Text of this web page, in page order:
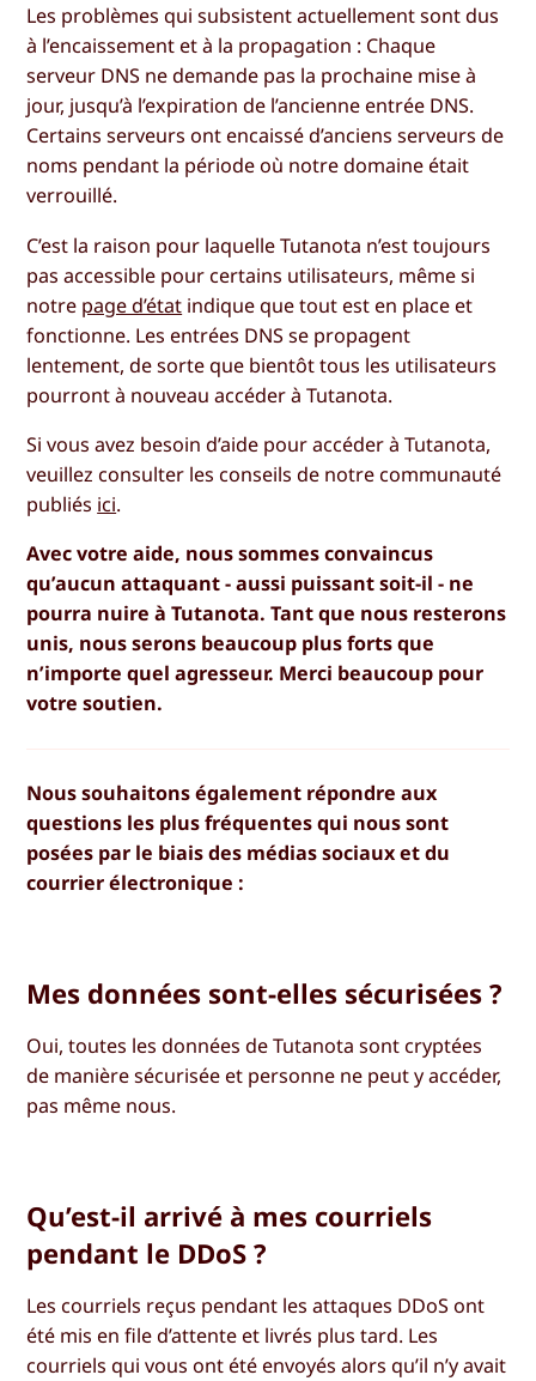
Les problèmes qui subsistent actuellement sont dus
à l’encaissement et à la propagation : Chaque
serveur DNS ne demande pas la prochaine mise à
jour, jusqu’à l’expiration de l’ancienne entrée DNS.
Certains serveurs ont encaissé d’anciens serveurs de
noms pendant la période où notre domaine était
verrouillé.
C’est la raison pour laquelle Tutanota n’est toujours
pas accessible pour certains utilisateurs, même si
notre page d’état indique que tout est en place et
fonctionne. Les entrées DNS se propagent
lentement, de sorte que bientôt tous les utilisateurs
pourront à nouveau accéder à Tutanota.
Si vous avez besoin d’aide pour accéder à Tutanota,
veuillez consulter les conseils de notre communauté
publiés ici.
Avec votre aide, nous sommes convaincus
qu’aucun attaquant - aussi puissant soit-il - ne
pourra nuire à Tutanota. Tant que nous resterons
unis, nous serons beaucoup plus forts que
n’importe quel agresseur. Merci beaucoup pour
votre soutien.
Nous souhaitons également répondre aux
questions les plus fréquentes qui nous sont
posées par le biais des médias sociaux et du
courrier électronique :
Mes données sont-elles sécurisées ?
Oui, toutes les données de Tutanota sont cryptées
de manière sécurisée et personne ne peut y accéder,
pas même nous.
Qu’est-il arrivé à mes courriels
pendant le DDoS ?
Les courriels reçus pendant les attaques DDoS ont
été mis en file d’attente et livrés plus tard. Les
courriels qui vous ont été envoyés alors qu’il n’y avait